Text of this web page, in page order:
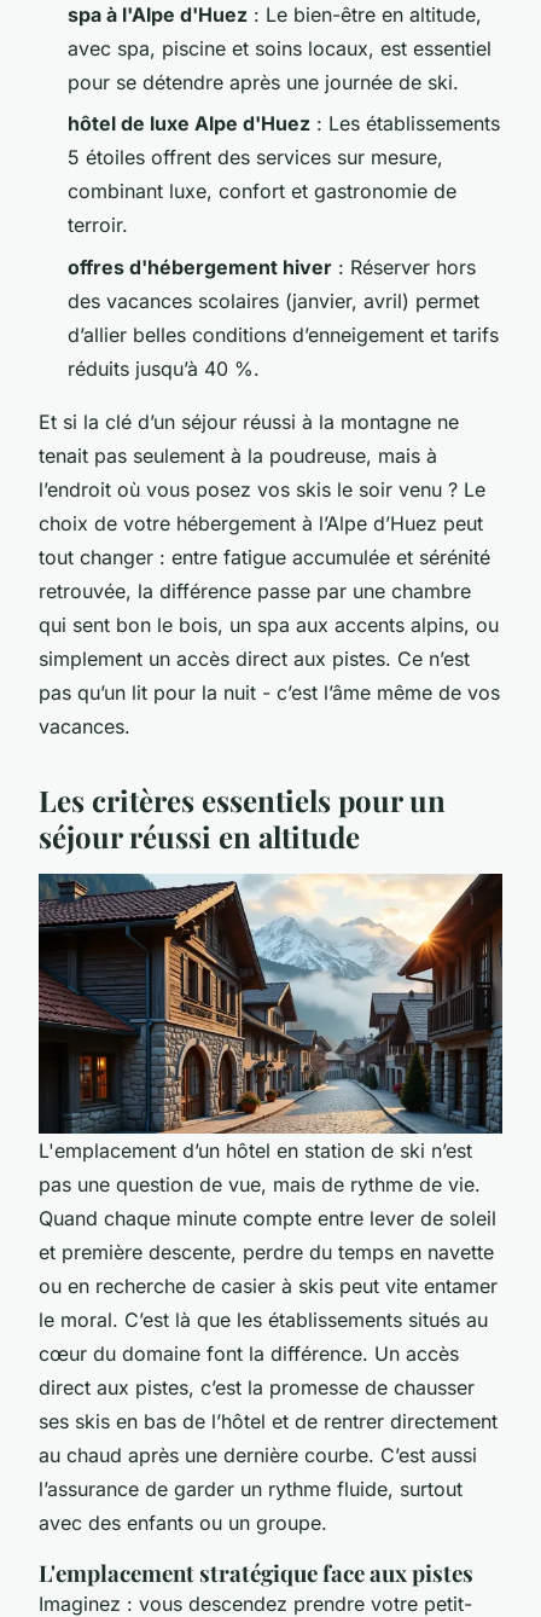
spa à l'Alpe d'Huez : Le bien-être en altitude,
avec spa, piscine et soins locaux, est essentiel
pour se détendre après une journée de ski.
hôtel de luxe Alpe d'Huez : Les établissements
5 étoiles offrent des services sur mesure,
combinant luxe, confort et gastronomie de
terroir.
offres d'hébergement hiver : Réserver hors
des vacances scolaires (janvier, avril) permet
d’allier belles conditions d’enneigement et tarifs
réduits jusqu’à 40 %.
Et si la clé d’un séjour réussi à la montagne ne
tenait pas seulement à la poudreuse, mais à
l’endroit où vous posez vos skis le soir venu ? Le
choix de votre hébergement à l’Alpe d’Huez peut
tout changer : entre fatigue accumulée et sérénité
retrouvée, la différence passe par une chambre
qui sent bon le bois, un spa aux accents alpins, ou
simplement un accès direct aux pistes. Ce n’est
pas qu’un lit pour la nuit - c’est l’âme même de vos
vacances.
Les critères essentiels pour un
séjour réussi en altitude
L'emplacement d’un hôtel en station de ski n’est
pas une question de vue, mais de rythme de vie.
Quand chaque minute compte entre lever de soleil
et première descente, perdre du temps en navette
ou en recherche de casier à skis peut vite entamer
le moral. C’est là que les établissements situés au
cœur du domaine font la différence. Un accès
direct aux pistes, c’est la promesse de chausser
ses skis en bas de l’hôtel et de rentrer directement
au chaud après une dernière courbe. C’est aussi
l’assurance de garder un rythme fluide, surtout
avec des enfants ou un groupe.
L'emplacement stratégique face aux pistes
Imaginez : vous descendez prendre votre petit-